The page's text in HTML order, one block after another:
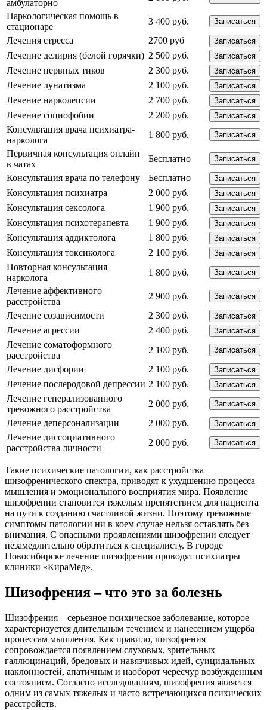
амбулаторно
Наркологическая помощь в
стационаре
3 400 руб. Записаться
Лечения стресса 2700 руб Записаться
Лечение делирия (белой горячки) 2 500 руб. Записаться
Лечение нервных тиков 2 300 руб. Записаться
Лечение лунатизма 2 100 руб. Записаться
Лечение нарколепсии 2 700 руб. Записаться
Лечение социофобии 2 200 руб. Записаться
Консультация врача психиатра-
нарколога
1 800 руб. Записаться
Первичная консультация онлайн
в чатах
Бесплатно Записаться
Консультация врача по телефону Бесплатно Записаться
Консультация психиатра 2 000 руб. Записаться
Консультация сексолога 1 900 руб. Записаться
Консультация психотерапевта 1 900 руб. Записаться
Консультация аддиктолога 1 800 руб. Записаться
Консультация токсиколога 2 100 руб. Записаться
Повторная консультация
нарколога
1 800 руб. Записаться
Лечение аффективного
расстройства
2 900 руб. Записаться
Лечение созависимости 2 300 руб. Записаться
Лечение агрессии 2 400 руб. Записаться
Лечение соматоформного
расстройства
2 100 руб. Записаться
Лечение дисфории 2 100 руб. Записаться
Лечение послеродовой депрессии 2 100 руб. Записаться
Лечение генерализованного
тревожного расстройства
2 000 руб. Записаться
Лечение деперсонализации 2 000 руб. Записаться
Лечение диссоциативного
расстройства личности
2 000 руб. Записаться
Такие психические патологии, как расстройства
шизофренического спектра, приводят к ухудшению процесса
мышления и эмоционального восприятия мира. Появление
шизофрении становится тяжелым препятствием для пациента
на пути к созданию счастливой жизни. Поэтому тревожные
симптомы патологии ни в коем случае нельзя оставлять без
внимания. С опасными проявлениями шизофрении следует
незамедлительно обратиться к специалисту. В городе
Новосибирске лечение шизофрении проводят психиатры
клиники «КираМед».
Шизофрения – что это за болезнь
Шизофрения – серьезное психическое заболевание, которое
характеризуется длительным течением и нанесением ущерба
процессам мышления. Как правило, шизофрения
сопровождается появлением слуховых, зрительных
галлюцинаций, бредовых и навязчивых идей, суицидальных
наклонностей, апатичным и наоборот чересчур возбужденным
состоянием. Согласно исследованиям, шизофрения является
одним из самых тяжелых и часто встречающихся психических
расстройств.